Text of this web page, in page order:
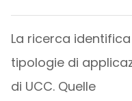
La ricerca
tipologie di
di UCC. Quelle